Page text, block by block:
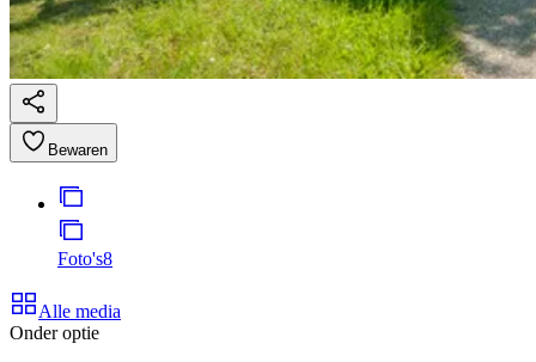
Bewaren
Foto's8
Alle media
Onder optie